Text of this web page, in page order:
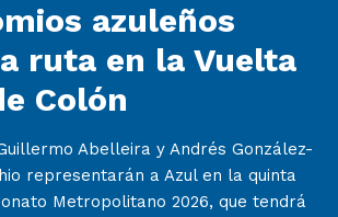
azuleños
ruta en la Vuelta
Colón
Abelleira y Andrés González-
representarán a Azul en la quinta
Metropolitano 2026, que tendrá